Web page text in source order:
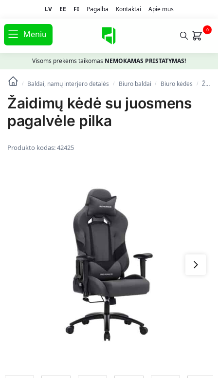
LV EE FI Pagalba Kontaktai Apie mus
Meniu 0
Visoms prekėms taikomas NEMOKAMAS PRISTATYMAS!
/ Baldai, namų interjero detalės / Biuro baldai / Biuro kėdės / Žaidimų kėdė su juosmens pagalvėle pilka
Žaidimų kėdė su juosmens
pagalvėle pilka
Produkto kodas:42425